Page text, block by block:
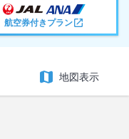
航空券付きプラン
地図表示